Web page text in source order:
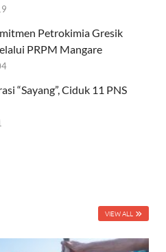
Petrokimia Gresik
PRPM Mangare
“Sayang”, Ciduk 11 PNS
VIEW ALL